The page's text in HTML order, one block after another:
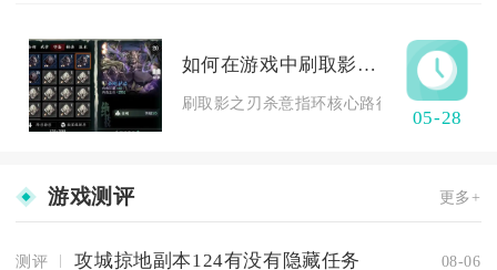
如何在游戏中刷取影之刃杀意指环
刷取影之刃杀意指环核心路径为：优先解
05-28
游戏测评 更多+
测评 攻城掠地副本124有没有隐藏任务 08-06